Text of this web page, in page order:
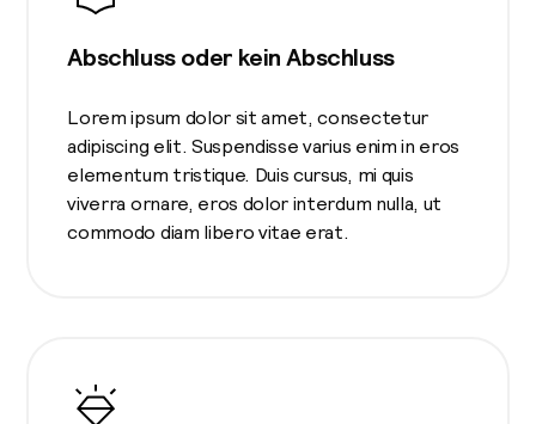
Abschluss oder kein Abschluss
Lorem ipsum dolor sit amet, consectetur
adipiscing elit. Suspendisse varius enim in eros
elementum tristique. Duis cursus, mi quis
viverra ornare, eros dolor interdum nulla, ut
commodo diam libero vitae erat.